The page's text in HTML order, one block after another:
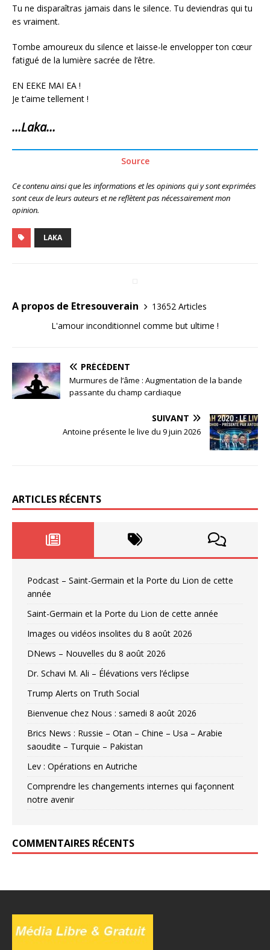
Tu ne disparaîtras jamais dans le silence. Tu deviendras qui tu
es vraiment.
Tombe amoureux du silence et laisse-le envelopper ton cœur
fatigué de la lumière sacrée de l’être.
EN EEKE MAI EA !
Je t’aime tellement !
…Laka…
Source
Ce contenu ainsi que les informations et les opinions qui y sont exprimées
sont ceux de leurs auteurs et ne reflètent pas nécessairement mon
opinion.
LAKA
A propos de Etresouverain
13652 Articles
L'amour inconditionnel comme but ultime !
PRÉCÉDENT
Murmures de l’âme : Augmentation de la bande
passante du champ cardiaque
SUIVANT
Antoine présente le live du 9 juin 2026
ARTICLES RÉCENTS
Podcast – Saint-Germain et la Porte du Lion de cette
année
Saint-Germain et la Porte du Lion de cette année
Images ou vidéos insolites du 8 août 2026
DNews – Nouvelles du 8 août 2026
Dr. Schavi M. Ali – Élévations vers l’éclipse
Trump Alerts on Truth Social
Bienvenue chez Nous : samedi 8 août 2026
Brics News : Russie – Otan – Chine – Usa – Arabie
saoudite – Turquie – Pakistan
Lev : Opérations en Autriche
Comprendre les changements internes qui façonnent
notre avenir
COMMENTAIRES RÉCENTS